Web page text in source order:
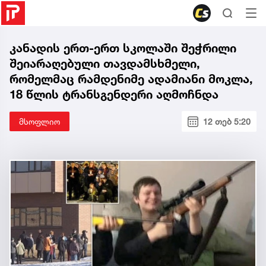
კანადის ერთ-ერთ სკოლაში შეჭრილი
შეიარაღებული თავდამსხმელი,
რომელმაც რამდენიმე ადამიანი მოკლა,
18 წლის ტრანსგენდერი აღმოჩნდა
მსოფლიო 12 თებ 5:20